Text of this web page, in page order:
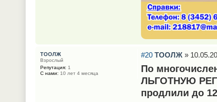
#20 ТООЛЖ »
По
ЛЬГОТНУЮ
продлили до
ТООЛЖ
Взрослый
Репутация: 1
С нами: 10 лет 4 месяца